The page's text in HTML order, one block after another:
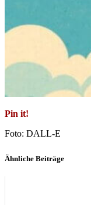
Pin it!
Foto: DALL-E
Ähnliche Beiträge